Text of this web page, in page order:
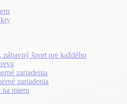
šport pre každého
zariadenia
zariadenia
na mieru